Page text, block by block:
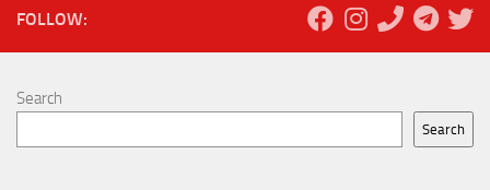
FOLLOW:
Search
Search